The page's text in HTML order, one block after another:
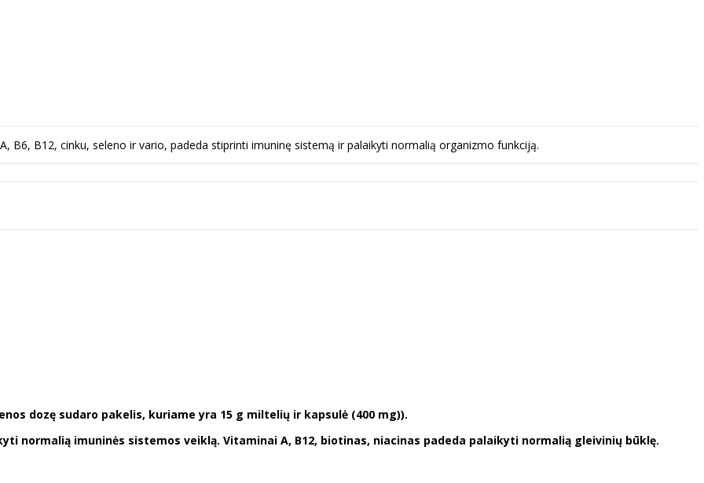
B12, cinku, seleno ir vario, padeda stiprinti imuninę sistemą ir palaikyti normalią organizmo funkciją.
dozę sudaro pakelis, kuriame yra 15 g miltelių ir kapsulė (400 mg)).
normalią imuninės sistemos veiklą. Vitaminai A, B12, biotinas, niacinas padeda palaikyti normalią gleivinių būklę.